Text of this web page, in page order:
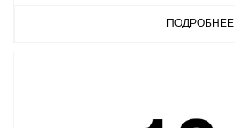
ПОДРОБНЕЕ